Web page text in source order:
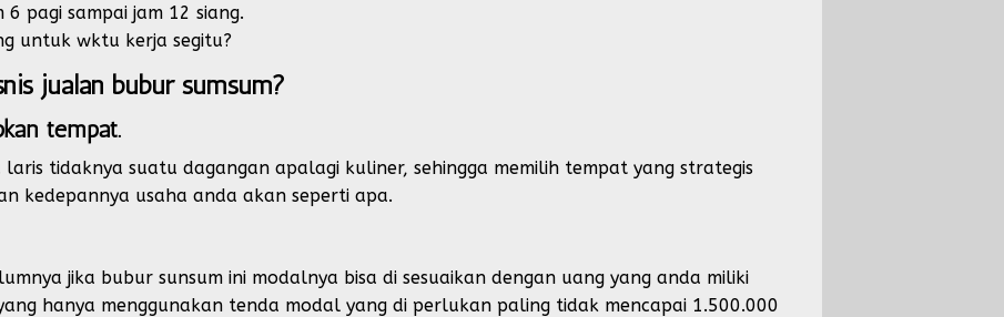
pagi sampai jam 12 siang.
untuk wktu kerja segitu?
jualan bubur sumsum?
tempat.
tidaknya suatu dagangan apalagi kuliner, sehingga memilih tempat yang strategis
kedepannya usaha anda akan seperti apa.
jika bubur sunsum ini modalnya bisa di sesuaikan dengan uang yang anda miliki
hanya menggunakan tenda modal yang di perlukan paling tidak mencapai 1.500.000